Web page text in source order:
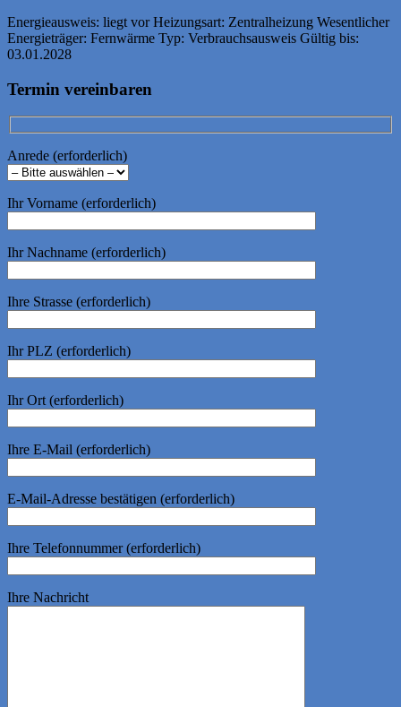
Energieausweis: liegt vor Heizungsart: Zentralheizung Wesentlicher
Energieträger: Fernwärme Typ: Verbrauchsausweis Gültig bis:
03.01.2028
Termin vereinbaren
Anrede (erforderlich)
Ihr Vorname (erforderlich)
Ihr Nachname (erforderlich)
Ihre Strasse (erforderlich)
Ihr PLZ (erforderlich)
Ihr Ort (erforderlich)
Ihre E-Mail (erforderlich)
E-Mail-Adresse bestätigen (erforderlich)
Ihre Telefonnummer (erforderlich)
Ihre Nachricht